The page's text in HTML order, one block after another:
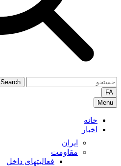
Search
FA
Menu
خانه
اخبار
ایران
مقاومت
فعالیتهای داخل